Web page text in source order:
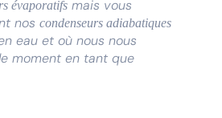
évaporatifs mais vous
nos condenseurs adiabatiques
eau et où nous nous
moment en tant que